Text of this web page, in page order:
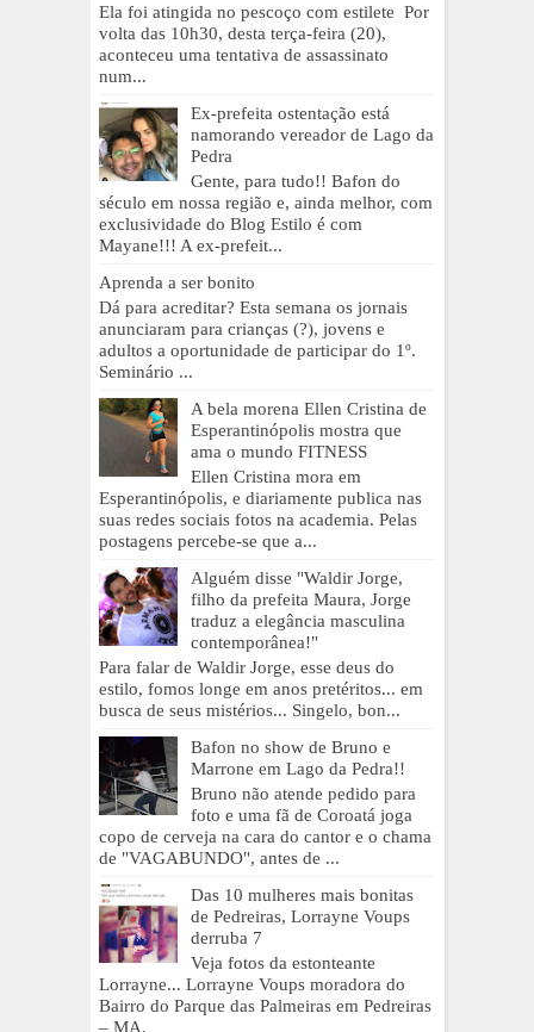
Ela foi atingida no pescoço com estilete Por
volta das 10h30, desta terça-feira (20),
aconteceu uma tentativa de assassinato
num...
Ex-prefeita ostentação está
namorando vereador de Lago da
Pedra
Gente, para tudo!! Bafon do
século em nossa região e, ainda melhor, com
exclusividade do Blog Estilo é com
Mayane!!! A ex-prefeit...
Aprenda a ser bonito
Dá para acreditar? Esta semana os jornais
anunciaram para crianças (?), jovens e
adultos a oportunidade de participar do 1º.
Seminário ...
A bela morena Ellen Cristina de
Esperantinópolis mostra que
ama o mundo FITNESS
Ellen Cristina mora em
Esperantinópolis, e diariamente publica nas
suas redes sociais fotos na academia. Pelas
postagens percebe-se que a...
Alguém disse "Waldir Jorge,
filho da prefeita Maura, Jorge
traduz a elegância masculina
contemporânea!"
Para falar de Waldir Jorge, esse deus do
estilo, fomos longe em anos pretéritos... em
busca de seus mistérios... Singelo, bon...
Bafon no show de Bruno e
Marrone em Lago da Pedra!!
Bruno não atende pedido para
foto e uma fã de Coroatá joga
copo de cerveja na cara do cantor e o chama
de "VAGABUNDO", antes de ...
Das 10 mulheres mais bonitas
de Pedreiras, Lorrayne Voups
derruba 7
Veja fotos da estonteante
Lorrayne... Lorrayne Voups moradora do
Bairro do Parque das Palmeiras em Pedreiras
– MA.